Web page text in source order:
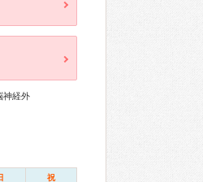
神経外
祝